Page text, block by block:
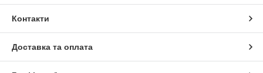
Контакти
Доставка та оплата